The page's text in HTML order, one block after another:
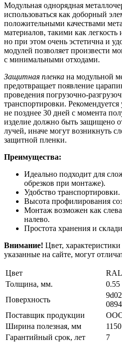
Модульная однорядная
использоваться как доборный
положительными качествами
материалов, такими как легкость
но при этом очень эстетична и
модулей позволяет произвести
с минимальными отходами.
Защитная пленка на модульной
предотвращает появление
проведения погрузочно-
транспортировки.
не позднее 30 дней с момента
изделие должно быть защищено
лучей, иначе могут возникнуть
защитной пленки.
Преимущества:
Идеально подходит для
обрезков при монтаже).
Удобство транспортировки.
Высота профилирования
Монтаж возможен как
налево.
Простота хранения и
Внимание! Цвет,
указанные на сайте, могут
Цвет
Толщина, мм.
0.55
Поверхность
Поставщик продукции
ООО
Ширина полезная, мм
1150
Гарантийный срок, лет
7